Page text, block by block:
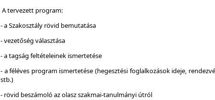
A tervezett program:
- a Szakosztály rövid bemutatása
- vezetőség választása
- a tagság feltételeinek ismertetése
- a féléves program ismertetése (hegesztési foglalkozások ideje,
stb.)
- rövid beszámoló az olasz szakmai-tanulmányi útról